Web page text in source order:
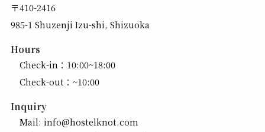
〒410-2416
985-1 Shuzenji Izu-shi, Shizuoka
Hours
Check-in：10:00~18:00
Check-out：~10:00
Inquiry
Mail: info@hostelknot.com